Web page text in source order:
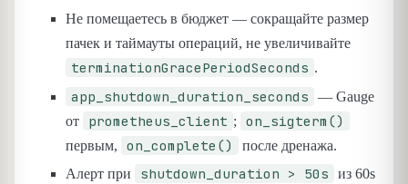
Не помещаетесь в бюджет — сокращайте размер
пачек и таймауты операций, не увеличивайте
terminationGracePeriodSeconds .
app_shutdown_duration_seconds
— Gauge
от
prometheus_client ; on_sigterm()
первым, on_complete()
после дренажа.
Алерт при
shutdown_duration > 50s
из 60s